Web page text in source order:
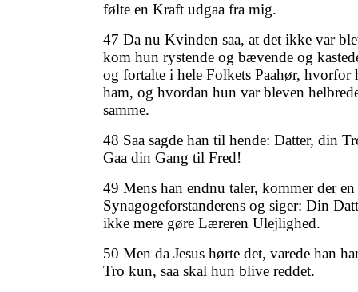
følte en Kraft udgaa fra mig.
47 Da nu Kvinden saa, at det ikke var
kom hun rystende og bævende og
og fortalte i hele Folkets Paahør, hvorfor
ham, og hvordan hun var bleven
samme.
48 Saa sagde han til hende: Datter, din
Gaa din Gang til Fred!
49 Mens han endnu taler, kommer der en
Synagogeforstanderens og siger: Din
ikke mere gøre Læreren Ulejlighed.
50 Men da Jesus hørte det, varede han
Tro kun, saa skal hun blive reddet.